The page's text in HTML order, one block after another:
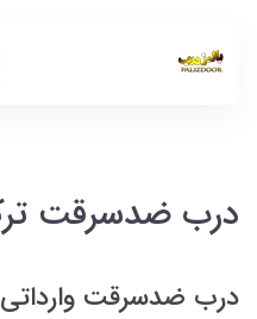
درب ضدسرقت
درب ضدسرقت وارداتی